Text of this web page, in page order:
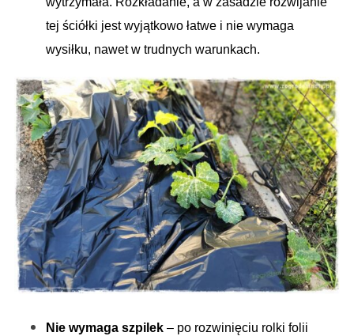
tej ściółki jest wyjątkowo łatwe i nie wymaga
wysiłku, nawet w trudnych warunkach.
Nie wymaga szpilek – po rozwinięciu rolki folii